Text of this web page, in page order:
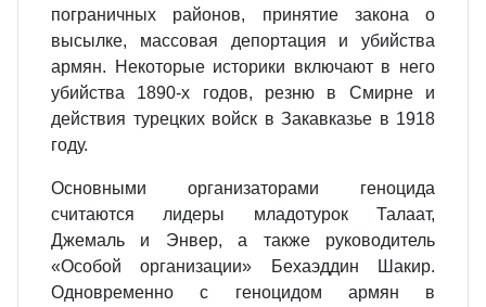
пограничных районов, принятие закона о
высылке, массовая депортация и убийства
армян. Некоторые историки включают в него
убийства 1890-х годов, резню в Смирне и
действия турецких войск в Закавказье в 1918
году.
Основными организаторами геноцида
считаются лидеры младотурок Талаат,
Джемаль и Энвер, а также руководитель
«Особой организации» Бехаэддин Шакир.
Одновременно с геноцидом армян в